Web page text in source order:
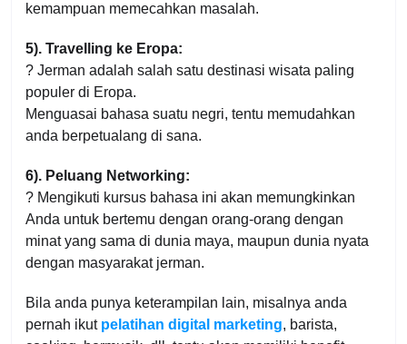
kemampuan memecahkan masalah.
5). Travelling ke Eropa:
? Jerman adalah salah satu destinasi wisata paling
populer di Eropa.
Menguasai bahasa suatu negri, tentu memudahkan
anda berpetualang di sana.
6). Peluang Networking:
? Mengikuti kursus bahasa ini akan memungkinkan
Anda untuk bertemu dengan orang-orang dengan
minat yang sama di dunia maya, maupun dunia nyata
dengan masyarakat jerman.
Bila anda punya keterampilan lain, misalnya anda
pernah ikut pelatihan digital marketing, barista,